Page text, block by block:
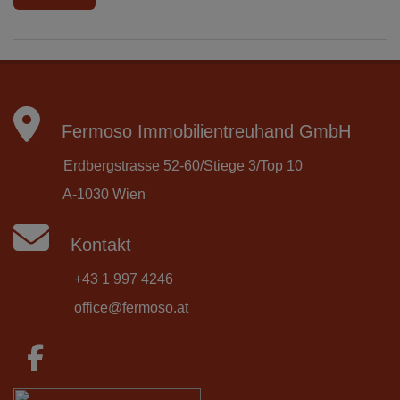
Fermoso Immobilientreuhand GmbH
Erdbergstrasse 52-60/Stiege 3/Top 10
A-1030 Wien
Kontakt
+43 1 997 4246
office@fermoso.at